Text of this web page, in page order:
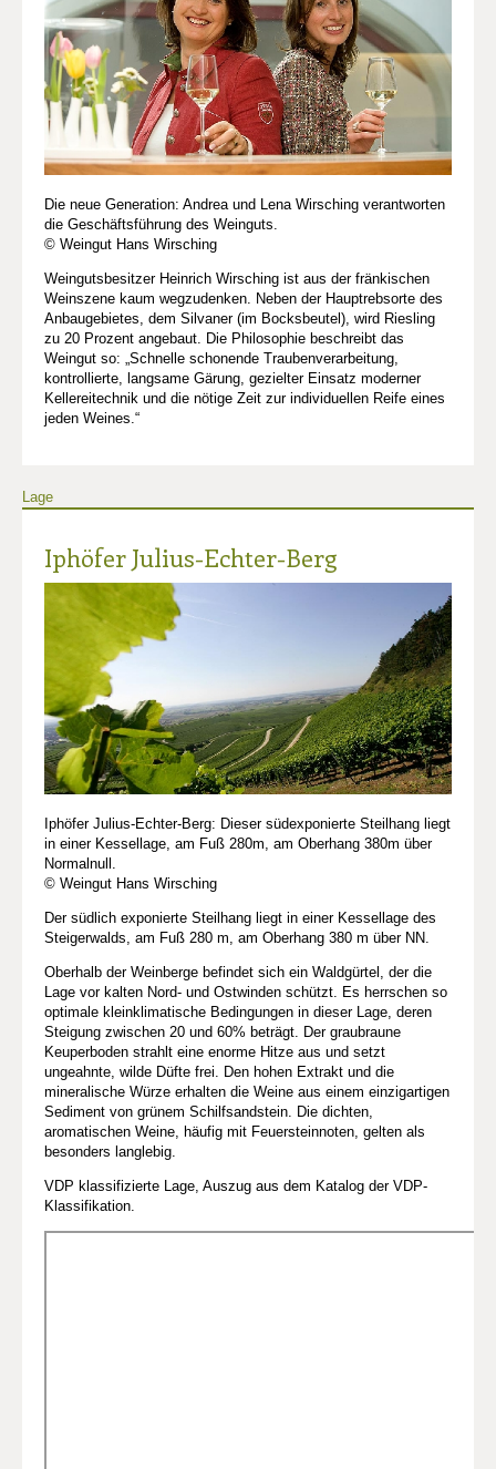
Die neue Generation: Andrea und Lena Wirsching verantworten
die Geschäftsführung des Weinguts.
© Weingut Hans Wirsching
Weingutsbesitzer Heinrich Wirsching ist aus der fränkischen
Weinszene kaum wegzudenken. Neben der Hauptrebsorte des
Anbaugebietes, dem Silvaner (im Bocksbeutel), wird Riesling
zu 20 Prozent angebaut. Die Philosophie beschreibt das
Weingut so: „Schnelle schonende Traubenverarbeitung,
kontrollierte, langsame Gärung, gezielter Einsatz moderner
Kellereitechnik und die nötige Zeit zur individuellen Reife eines
jeden Weines.“
Lage
Iphöfer Julius-Echter-Berg
Iphöfer Julius-Echter-Berg: Dieser südexponierte Steilhang liegt
in einer Kessellage, am Fuß 280m, am Oberhang 380m über
Normalnull.
© Weingut Hans Wirsching
Der südlich exponierte Steilhang liegt in einer Kessellage des
Steigerwalds, am Fuß 280 m, am Oberhang 380 m über NN.
Oberhalb der Weinberge befindet sich ein Waldgürtel, der die
Lage vor kalten Nord- und Ostwinden schützt. Es herrschen so
optimale kleinklimatische Bedingungen in dieser Lage, deren
Steigung zwischen 20 und 60% beträgt. Der graubraune
Keuperboden strahlt eine enorme Hitze aus und setzt
ungeahnte, wilde Düfte frei. Den hohen Extrakt und die
mineralische Würze erhalten die Weine aus einem einzigartigen
Sediment von grünem Schilfsandstein. Die dichten,
aromatischen Weine, häufig mit Feuersteinnoten, gelten als
besonders langlebig.
VDP klassifizierte Lage, Auszug aus dem Katalog der VDP-
Klassifikation.